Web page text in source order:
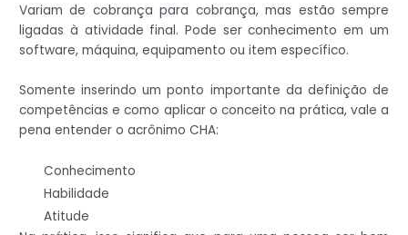
Variam de cobrança para cobrança, mas estão sempre
ligadas à atividade final. Pode ser conhecimento em um
software, máquina, equipamento ou item específico.
Somente inserindo um ponto importante da definição de
competências e como aplicar o conceito na prática, vale a
pena entender o acrônimo CHA:
Conhecimento
Habilidade
Atitude